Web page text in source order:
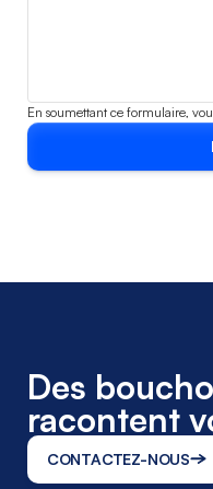
En soumettant ce formulaire,
Des
racontent
CONTACTEZ-NOUS